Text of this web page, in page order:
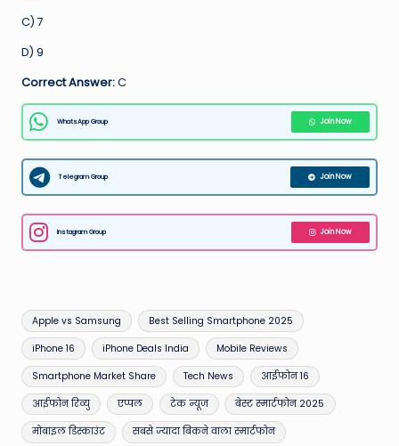
C) 7
D) 9
Correct Answer:C
WhatsApp Group Join Now
Telegram Group Join Now
Instagram Group Join Now
Tags:
Apple vs Samsung Best Selling Smartphone 2025
iPhone 16 iPhone Deals India Mobile Reviews
Smartphone Market Share Tech News आईफोन 16
आईफोन रिव्यु एप्पल टेक न्यूज बेस्ट स्मार्टफोन 2025
मोबाइल डिस्काउंट सबसे ज्यादा बिकने वाला स्मार्टफोन